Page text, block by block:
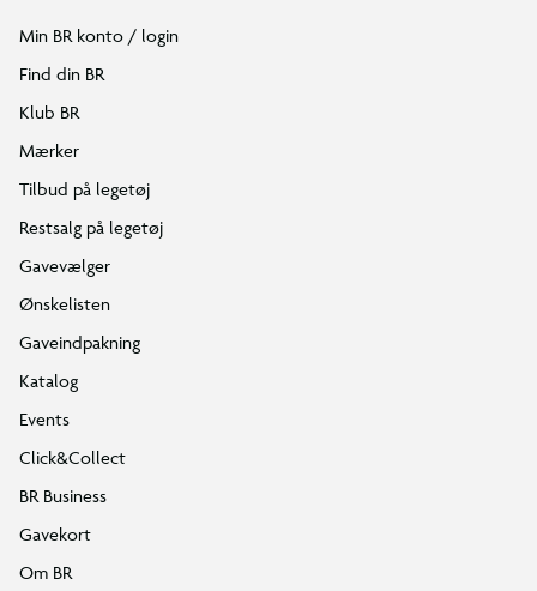
Min BR konto / login
Find din BR
Klub BR
Mærker
Tilbud på legetøj
Restsalg på legetøj
Gavevælger
Ønskelisten
Gaveindpakning
Katalog
Events
Click&Collect
BR Business
Gavekort
Om BR